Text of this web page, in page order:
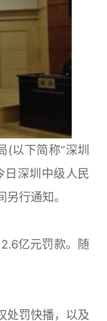
(以下简称“深圳
日深圳中级人民
行通知。
亿元罚款。随
处罚快播，以及